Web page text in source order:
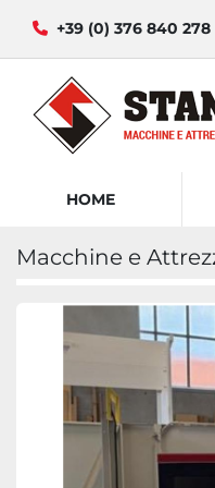
+39 (0) 376 840 278
HOME
Macchine e